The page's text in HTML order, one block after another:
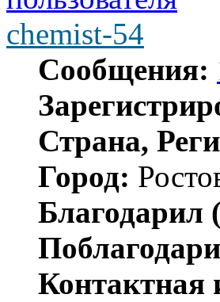
chemist-54
Сообщения:
Страна,
Город:
Благодарил